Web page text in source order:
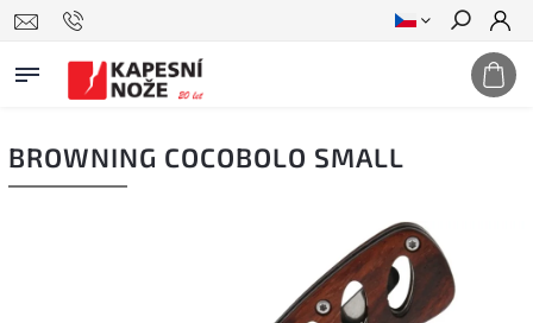
Hledat
BROWNING COCOBOLO SMALL